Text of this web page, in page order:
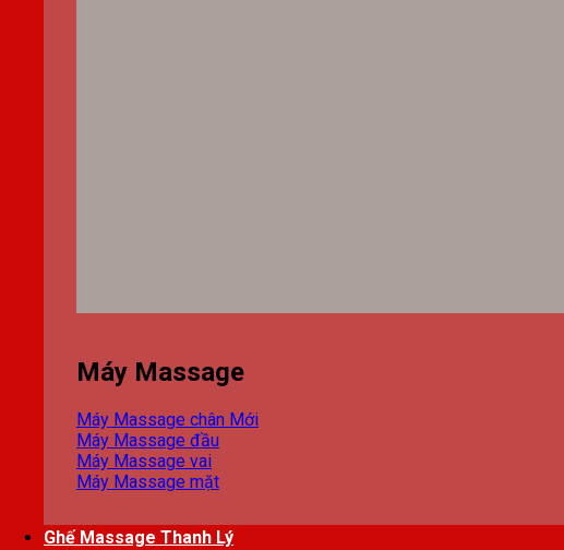
Máy Massage
Máy Massage chân
Máy Massage đầu
Máy Massage vai
Máy Massage mặt
Ghế Massage Thanh Lý